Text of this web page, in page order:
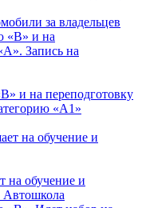
за владельцев
и на переподготовку
«А1»
на обучение и